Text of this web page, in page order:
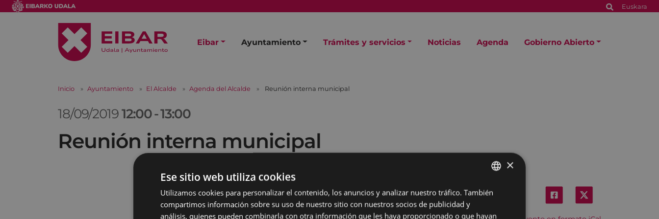
Euskara
Eibar Ayuntamiento Trámites y servicios Noticias Agenda Gobierno Abierto
Inicio Ayuntamiento El Alcalde Agenda del Alcalde Reunión interna municipal
18/09/201912:00-13:00
Reunión interna municipal
BASQUE
×
Ese sitio web utiliza cookies
Utilizamos cookies para personalizar el contenido, los anuncios y analizar nuestro tráfico. También
compartimos información sobre su uso de nuestro sitio con nuestros socios de publicidad y
análisis, quienes pueden combinarla con otra información que les haya proporcionado o que hayan